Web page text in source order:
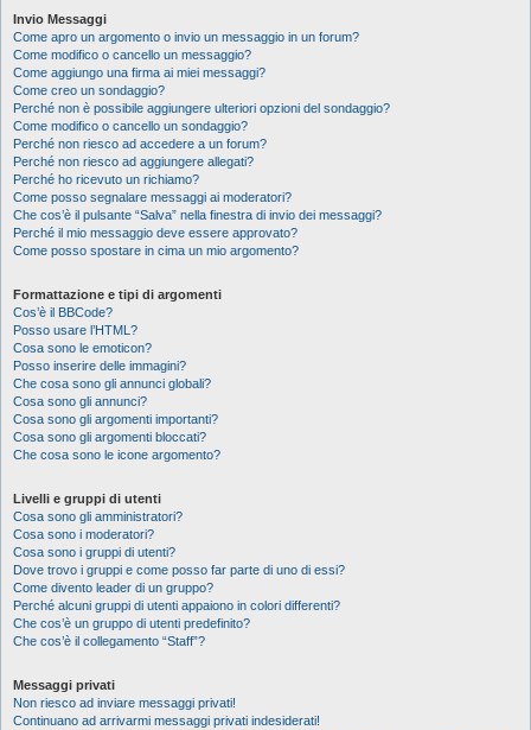
Invio Messaggi
Come apro un argomento o invio un messaggio in un forum?
Come modifico o cancello un messaggio?
Come aggiungo una firma ai miei messaggi?
Come creo un sondaggio?
Perché non è possibile aggiungere ulteriori opzioni del sondaggio?
Come modifico o cancello un sondaggio?
Perché non riesco ad accedere a un forum?
Perché non riesco ad aggiungere allegati?
Perché ho ricevuto un richiamo?
Come posso segnalare messaggi ai moderatori?
Che cos’è il pulsante “Salva” nella finestra di invio dei messaggi?
Perché il mio messaggio deve essere approvato?
Come posso spostare in cima un mio argomento?
Formattazione e tipi di argomenti
Cos’è il BBCode?
Posso usare l’HTML?
Cosa sono le emoticon?
Posso inserire delle immagini?
Che cosa sono gli annunci globali?
Cosa sono gli annunci?
Cosa sono gli argomenti importanti?
Cosa sono gli argomenti bloccati?
Che cosa sono le icone argomento?
Livelli e gruppi di utenti
Cosa sono gli amministratori?
Cosa sono i moderatori?
Cosa sono i gruppi di utenti?
Dove trovo i gruppi e come posso far parte di uno di essi?
Come divento leader di un gruppo?
Perché alcuni gruppi di utenti appaiono in colori differenti?
Che cos’è un gruppo di utenti predefinito?
Che cos’è il collegamento “Staff”?
Messaggi privati
Non riesco ad inviare messaggi privati!
Continuano ad arrivarmi messaggi privati indesiderati!